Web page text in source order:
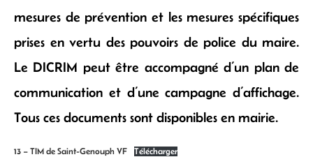
mesures de prévention et les mesures spécifiques
prises en vertu des pouvoirs de police du maire.
Le DICRIM peut être accompagné d’un plan de
communication et d’une campagne d’affichage.
Tous ces documents sont disponibles en mairie.
13 – TIM de Saint-Genouph VF Télécharger